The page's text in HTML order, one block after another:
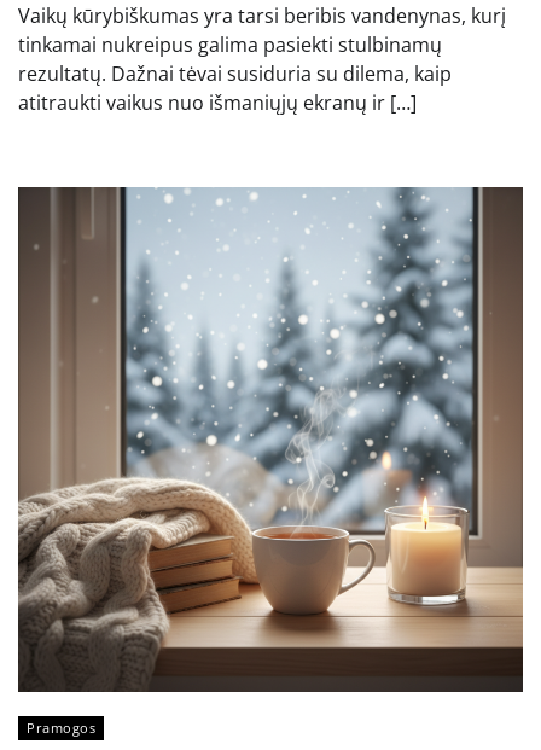
Vaikų kūrybiškumas yra tarsi beribis vandenynas, kurį
tinkamai nukreipus galima pasiekti stulbinamų
rezultatų. Dažnai tėvai susiduria su dilema, kaip
atitraukti vaikus nuo išmaniųjų ekranų ir […]
Pramogos